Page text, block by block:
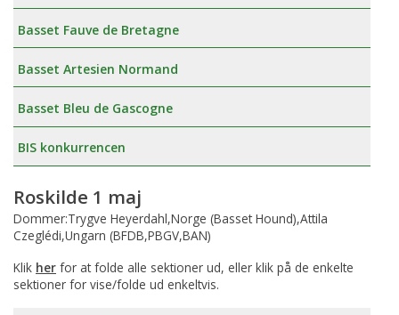
Basset Fauve de Bretagne
Basset Artesien Normand
Basset Bleu de Gascogne
BIS konkurrencen
Roskilde 1 maj
Dommer:Trygve Heyerdahl,Norge (Basset Hound),Attila
Czeglédi,Ungarn (BFDB,PBGV,BAN)
Klik her for at folde alle sektioner ud, eller klik på de enkelte
sektioner for vise/folde ud enkeltvis.